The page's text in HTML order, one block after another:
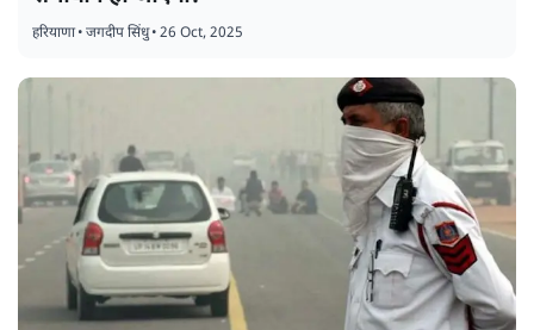
हरियाणा•जगदीप सिंधु•26 Oct, 2025